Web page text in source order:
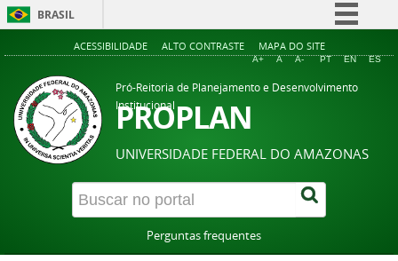
BRASIL
Simplifique!
Acesso à informação
Legislação
Canais
ACESSIBILIDADE ALTO CONTRASTE MAPA DO SITE
A+ A A- PT EN ES
Pró-Reitoria de Planejamento e Desenvolvimento
Institucional
PROPLAN
UNIVERSIDADE FEDERAL DO AMAZONAS
Perguntas frequentes